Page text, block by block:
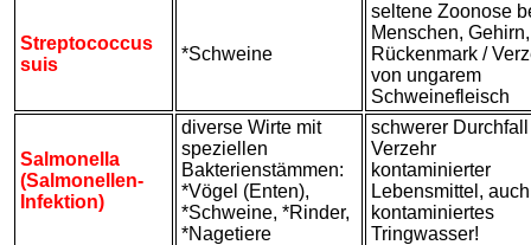
Streptococcus
suis
*Schweine
seltene Zoonose
Menschen, Gehirn,
Rückenmark /
von ungarem
Schweinefleisch
Salmonella
(Salmonellen-
Infektion)
diverse Wirte mit
speziellen
Bakterienstämmen:
*Vögel (Enten),
*Schweine, *Rinder,
*Nagetiere
schwerer Durchfall
Verzehr
kontaminierter
Lebensmittel, auch
kontaminiertes
Tringwasser!